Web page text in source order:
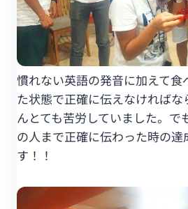
慣れない英語の発音に加えて食
た状態で正確に伝えなければな
んとても苦労していました。で
の人まで正確に伝わった時の達
す！！